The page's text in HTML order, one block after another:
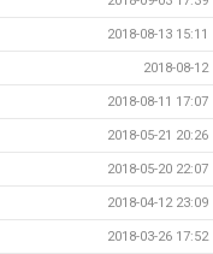
2018-08-13 15:11
2018-08-12
2018-08-11 17:07
2018-05-21 20:26
2018-05-20 22:07
2018-04-12 23:09
2018-03-26 17:52